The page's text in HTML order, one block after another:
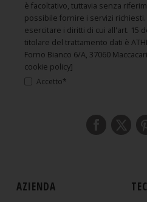
è facoltativo, tuttavia senza
possibile fornire i servizi
esercitare i diritti di cui all'art. 15
titolare del trattamento dati è
Forno Bianco 6/A, 37060 Maccacari
cookie policy]
Accetto*
AZIENDA